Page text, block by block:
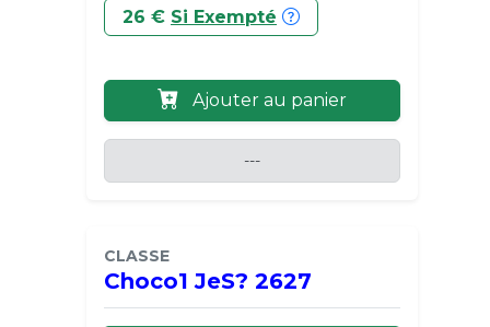
26 € Si Exempté
Ajouter au panier
---
CLASSE
Choco1 JeS? 2627